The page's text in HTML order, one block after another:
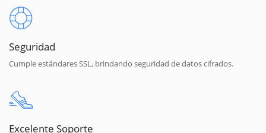
Seguridad
Cumple estándares SSL, brindando seguridad de datos cifrados.
Excelente Soporte